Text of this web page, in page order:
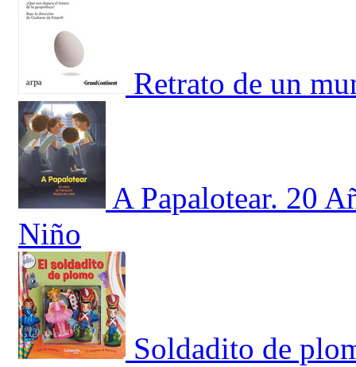
Retrato de un
A Papalotear. 20
Niño
Soldadito de